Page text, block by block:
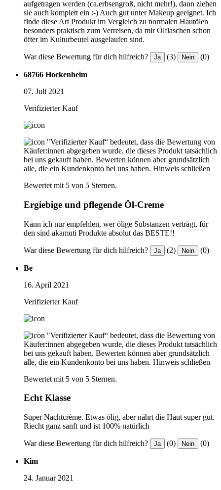
aufgetragen werden (ca.erbsengroß, nicht mehr!), dann ziehen
sie auch komplett ein :-) Auch gut unter Makeup geeignet. Ich
finde diese Art Produkt im Vergleich zu normalen Hautölen
besonders praktisch zum Verreisen, da mir Ölflaschen schon
öfter im Kulturbeutel ausgelaufen sind.
War diese Bewertung für dich hilfreich? Ja (3) Nein (0)
68766 Hockenheim
07. Juli 2021
Verifizierter Kauf
"Verifizierter Kauf“ bedeutet, dass die Bewertung von
Käufer:innen abgegeben wurde, die dieses Produkt tatsächlich
bei uns gekauft haben. Bewerten können aber grundsätzlich
alle, die ein Kundenkonto bei uns haben. Hinweis schließen
Bewertet mit 5 von 5 Sternen.
Ergiebige und pflegende Öl-Creme
Kann ich nur empfehlen, wer ölige Substanzen verträgt, für
den sind akamuti Produkte absolut das BESTE!!
War diese Bewertung für dich hilfreich? Ja (2) Nein (0)
Be
16. April 2021
Verifizierter Kauf
"Verifizierter Kauf“ bedeutet, dass die Bewertung von
Käufer:innen abgegeben wurde, die dieses Produkt tatsächlich
bei uns gekauft haben. Bewerten können aber grundsätzlich
alle, die ein Kundenkonto bei uns haben. Hinweis schließen
Bewertet mit 5 von 5 Sternen.
Echt Klasse
Super Nachtcrème. Etwas ölig, aber nährt die Haut super gut.
Riecht ganz sanft und ist 100% natürlich
War diese Bewertung für dich hilfreich? Ja (0) Nein (0)
Kim
24. Januar 2021